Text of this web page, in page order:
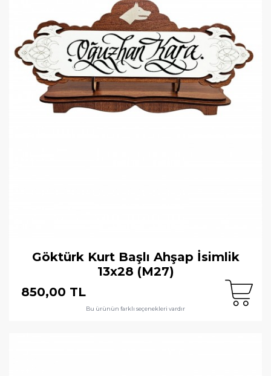
Göktürk Kurt Başlı Ahşap İsimlik
13x28 (M27)
850,00 TL
Bu ürünün farklı seçenekleri vardır